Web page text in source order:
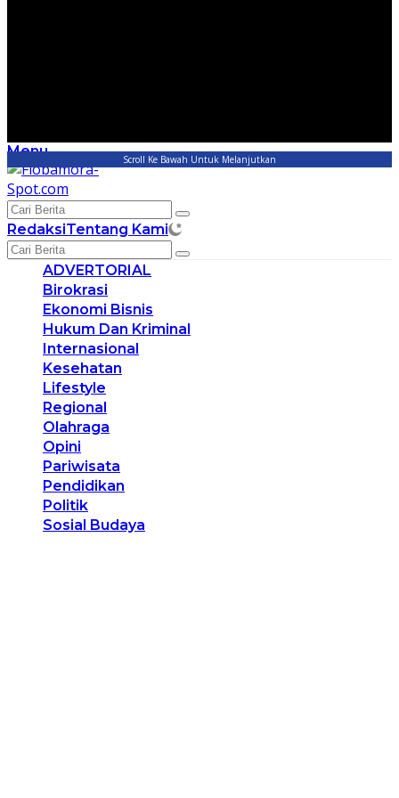
Scroll Ke Bawah Untuk Melanjutkan
Menu
RedaksiTentang Kami
ADVERTORIAL
Birokrasi
Ekonomi Bisnis
Hukum Dan Kriminal
Internasional
Kesehatan
Lifestyle
Regional
Olahraga
Opini
Pariwisata
Pendidikan
Politik
Sosial Budaya